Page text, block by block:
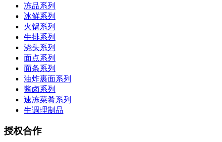
冻品系列
冰鲜系列
火锅系列
牛排系列
浇头系列
面点系列
面条系列
油炸裹面系列
酱卤系列
速冻菜肴系列
生调理制品
授权合作